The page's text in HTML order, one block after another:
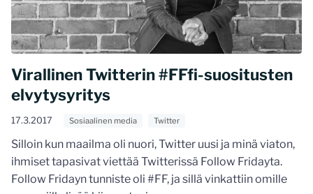
Virallinen Twitterin #FFfi-suositusten
elvytysyritys
17.3.2017 Sosiaalinen media Twitter
Silloin kun maailma oli nuori, Twitter uusi ja minä viaton,
ihmiset tapasivat viettää Twitterissä Follow Fridayta.
Follow Fridayn tunniste oli #FF, ja sillä vinkattiin omille